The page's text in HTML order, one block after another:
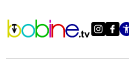
contenuto